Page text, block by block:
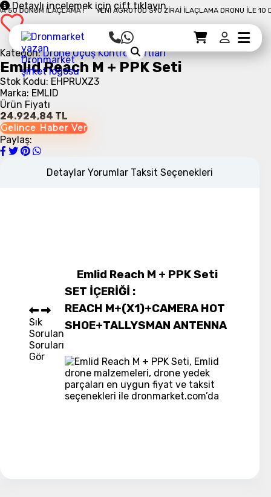
DÖNÜM İLAÇLAMA ! YENI AGROTOD S70 ZIRAI İLAÇLAMA DRONU İLE 10
Sepet
Sepet Detayı Ödemeye Geç
Detaylı incelemek için çift tıklayın
Kategori:Drone Uçuş Kontrol Kartları
Emlid Reach M + PPK Seti
Stok Kodu: EHPRUXZ3
Marka: EMLID
Ürün Fiyatı
24.924,84 TL
Gelince Haber Ver
Paylaş:
Detaylar Yorumlar Taksit Seçenekleri
Sık
Sorulan
Soruları
Gör
Emlid Reach M + PPK Seti
SET İÇERİĞİ :
REACH M+(X1)+CAMERA HOT
SHOE+TALLYSMAN ANTENNA